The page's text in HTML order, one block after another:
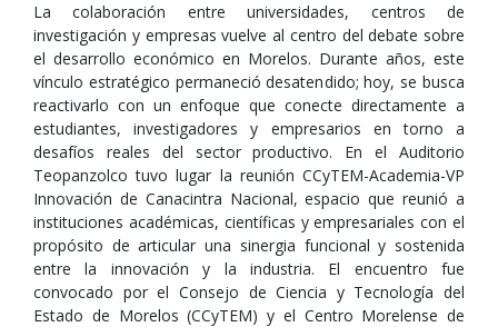
La colaboración entre universidades, centros de
investigación y empresas vuelve al centro del debate sobre
el desarrollo económico en Morelos. Durante años, este
vínculo estratégico permaneció desatendido; hoy, se busca
reactivarlo con un enfoque que conecte directamente a
estudiantes, investigadores y empresarios en torno a
desafíos reales del sector productivo. En el Auditorio
Teopanzolco tuvo lugar la reunión CCyTEM-Academia-VP
Innovación de Canacintra Nacional, espacio que reunió a
instituciones académicas, científicas y empresariales con el
propósito de articular una sinergia funcional y sostenida
entre la innovación y la industria. El encuentro fue
convocado por el Consejo de Ciencia y Tecnología del
Estado de Morelos (CCyTEM) y el Centro Morelense de